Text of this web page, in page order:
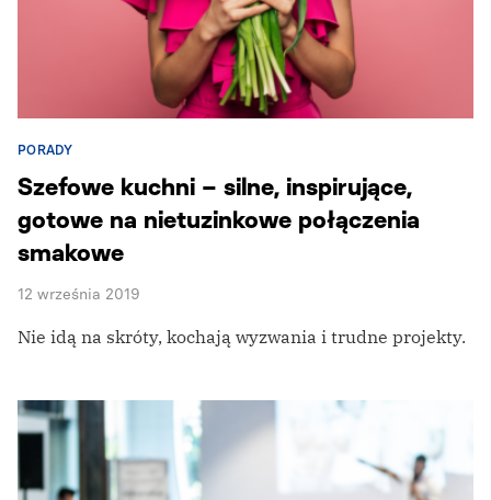
PORADY
Szefowe kuchni – silne, inspirujące,
gotowe na nietuzinkowe połączenia
smakowe
12 września 2019
Nie idą na skróty, kochają wyzwania i trudne projekty.